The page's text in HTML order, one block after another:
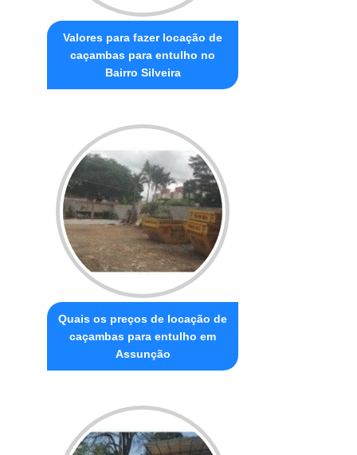
Valores para fazer locação de
caçambas para entulho no
Bairro Silveira
Quais os preços de locação de
caçambas para entulho em
Assunção